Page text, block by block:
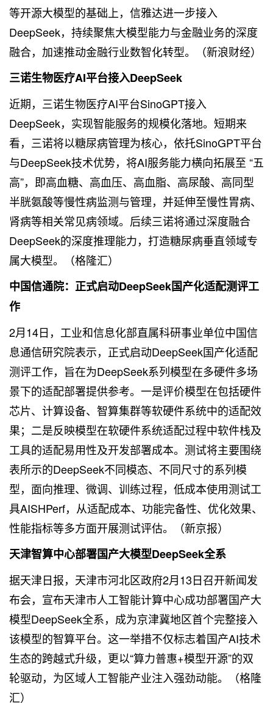
等开源大模型的基础上，信雅达进一步接入
DeepSeek，持续聚焦大模型能力与金融业务的深度
融合，加速推动金融行业数智化转型。（新浪财经）
三诺生物医疗AI平台接入DeepSeek
近期，三诺生物医疗AI平台SinoGPT接入
DeepSeek，实现智能服务的规模化落地。短期来
看，三诺将以糖尿病管理为核心，依托SinoGPT平台
与DeepSeek技术优势，将AI服务能力横向拓展至 “五
高”，即高血糖、高血压、高血脂、高尿酸、高同型
半胱氨酸等慢性病监测与管理，并延伸至慢性胃病、
肾病等相关常见病领域。后续三诺将通过深度融合
DeepSeek的深度推理能力，打造糖尿病垂直领域专
属大模型。（格隆汇）
中国信通院：正式启动DeepSeek国产化适配测评工
作
2月14日，工业和信息化部直属科研事业单位中国信
息通信研究院表示，正式启动DeepSeek国产化适配
测评工作，旨在为DeepSeek系列模型在多硬件多场
景下的适配部署提供参考。一是评价模型在包括硬件
芯片、计算设备、智算集群等软硬件系统中的适配效
果；二是反映模型在软硬件系统适配过程中软件栈及
工具的适配易用性及开发部署成本。测试将主要围绕
表所示的DeepSeek不同模态、不同尺寸的系列模
型，面向推理、微调、训练过程，低成本使用测试工
具AISHPerf，从适配成本、功能完备性、优化效果、
性能指标等多方面开展测试评估。（新京报）
天津智算中心部署国产大模型DeepSeek全系
据天津日报，天津市河北区政府2月13日召开新闻发
布会，宣布天津市人工智能计算中心成功部署国产大
模型DeepSeek全系，成为京津冀地区首个完整接入
该模型的智算平台。这一举措不仅标志着国产AI技术
生态的跨越式升级，更以“算力普惠+模型开源”的双
轮驱动，为区域人工智能产业注入强劲动能。（格隆
汇）